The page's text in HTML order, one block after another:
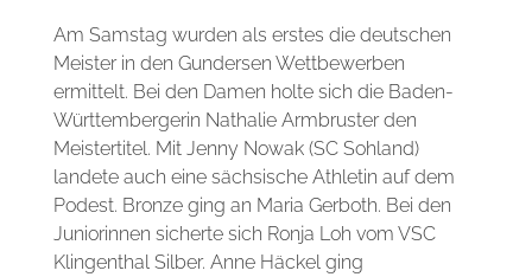
Am Samstag wurden als erstes die deutschen
Meister in den Gundersen Wettbewerben
ermittelt. Bei den Damen holte sich die Baden-
Württembergerin Nathalie Armbruster den
Meistertitel. Mit Jenny Nowak (SC Sohland)
landete auch eine sächsische Athletin auf dem
Podest. Bronze ging an Maria Gerboth. Bei den
Juniorinnen sicherte sich Ronja Loh vom VSC
Klingenthal Silber. Anne Häckel ging